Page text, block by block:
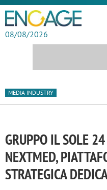
08/08/2026
MEDIA INDUSTRY
GRUPPO IL SOLE
NEXTMED,
STRATEGICA